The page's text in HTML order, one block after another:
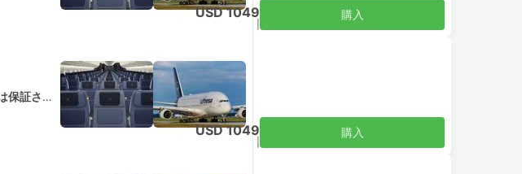
USD 1049 購入
ていません
USD 1049 購入